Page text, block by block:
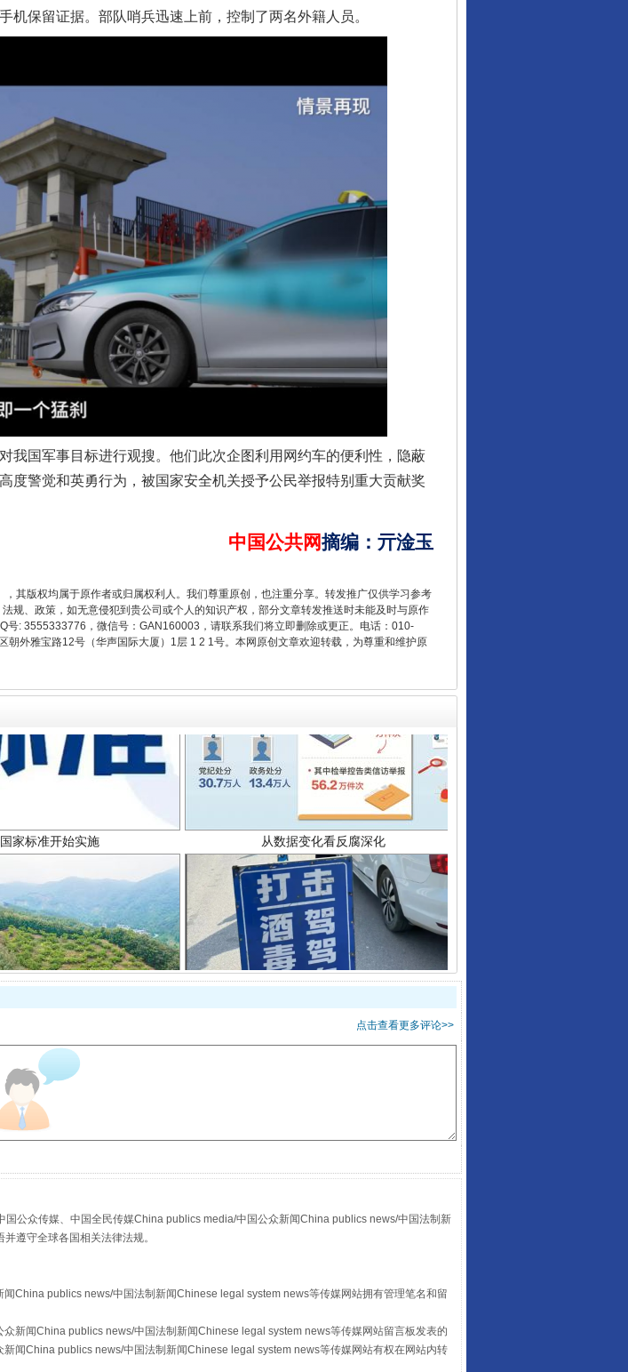
保留证据。部队哨兵迅速上前，控制了两名外籍人员。
国军事目标进行观搜。他们此次企图利用网约车的便利性，隐蔽
度警觉和英勇行为，被国家安全机关授予公民举报特别重大贡献奖
中国公共网摘编 ： 亓淦玉
其版权均属于原作者或归属权利人。我们尊重原创，也注重分享。转发推广仅供学习参考
规、政策，如无意侵犯到贵公司或个人的知识产权，部分文章转发推送时未能及时与原作
: 3555333776，微信号：GAN160003，请联系我们将立即删除或更正。电话：010-
外雅宝路12号（华声国际大厦）1层 1 2 1号。本网原创文章欢迎转载，为尊重和维护原
亲情 巡回调解促和解.. 行业协会接连发公告
业富民促振兴 酒驾未被当场查获能处罚吗
到大学，有这些资助 “后车司机肯定在骂我”
点击查看更多评论>>
公众传媒、中国全民传媒China publics media/中国公众新闻China publics news/中国法制新
遵守全球各国相关法律法规。
China publics news/中国法制新闻Chinese legal system news等传媒网站拥有管理笔名和留
新闻China publics news/中国法制新闻Chinese legal system news等传媒网站留言板发表的
闻China publics news/中国法制新闻Chinese legal system news等传媒网站有权在网站内转